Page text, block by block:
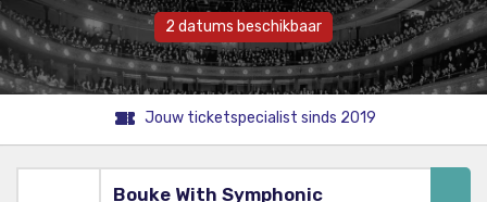
2 datums beschikbaar
Jouw ticketspecialist sinds 2019
Bouke With Symphonic